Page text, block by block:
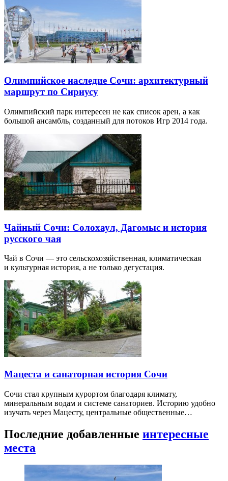
Олимпийское наследие Сочи: архитектурный
маршрут по Сириусу
Олимпийский парк интересен не как список арен, а как
большой ансамбль, созданный для потоков Игр 2014 года.
Чайный Сочи: Солохаул, Дагомыс и история
русского чая
Чай в Сочи — это сельскохозяйственная, климатическая
и культурная история, а не только дегустация.
Мацеста и санаторная история Сочи
Сочи стал крупным курортом благодаря климату,
минеральным водам и системе санаториев. Историю удобно
изучать через Мацесту, центральные общественные…
Последние добавленные интересные
места